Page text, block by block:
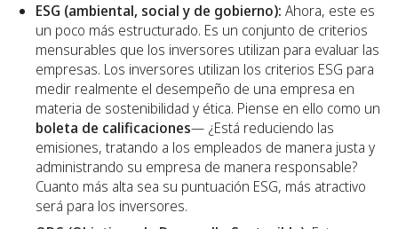
ESG (ambiental, social y de gobierno): Ahora, este es
un poco más estructurado. Es un conjunto de criterios
mensurables que los inversores utilizan para evaluar las
empresas. Los inversores utilizan los criterios ESG para
medir realmente el desempeño de una empresa en
materia de sostenibilidad y ética. Piense en ello como un
boleta de calificaciones— ¿Está reduciendo las
emisiones, tratando a los empleados de manera justa y
administrando su empresa de manera responsable?
Cuanto más alta sea su puntuación ESG, más atractivo
será para los inversores.